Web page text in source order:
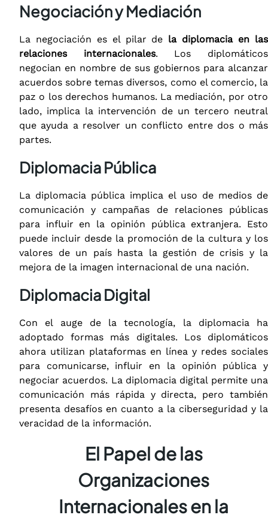
Negociación y Mediación
La negociación es el pilar de la diplomacia en las
relaciones internacionales. Los diplomáticos
negocian en nombre de sus gobiernos para alcanzar
acuerdos sobre temas diversos, como el comercio, la
paz o los derechos humanos. La mediación, por otro
lado, implica la intervención de un tercero neutral
que ayuda a resolver un conflicto entre dos o más
partes.
Diplomacia Pública
La diplomacia pública implica el uso de medios de
comunicación y campañas de relaciones públicas
para influir en la opinión pública extranjera. Esto
puede incluir desde la promoción de la cultura y los
valores de un país hasta la gestión de crisis y la
mejora de la imagen internacional de una nación.
Diplomacia Digital
Con el auge de la tecnología, la diplomacia ha
adoptado formas más digitales. Los diplomáticos
ahora utilizan plataformas en línea y redes sociales
para comunicarse, influir en la opinión pública y
negociar acuerdos. La diplomacia digital permite una
comunicación más rápida y directa, pero también
presenta desafíos en cuanto a la ciberseguridad y la
veracidad de la información.
El Papel de las
Organizaciones
Internacionales en la